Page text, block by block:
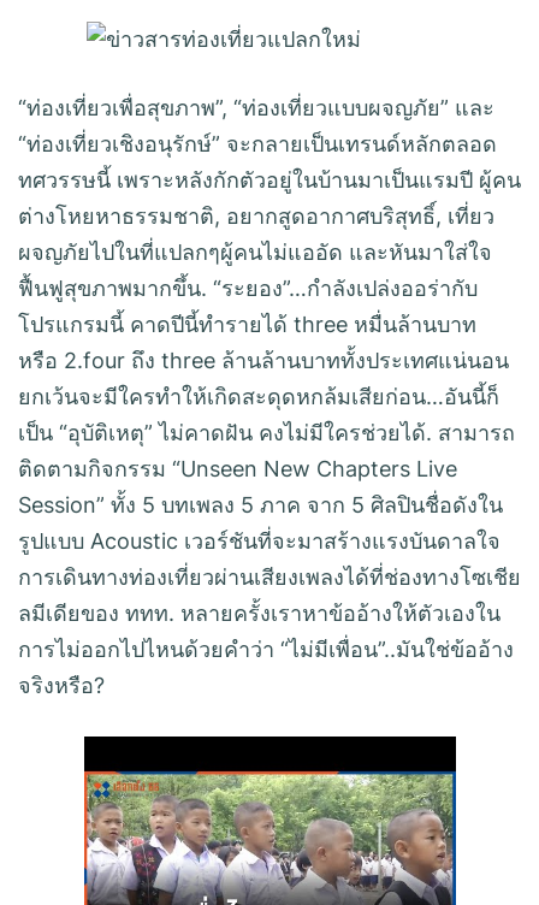
“ท่องเที่ยวเพื่อสุขภาพ”, “ท่องเที่ยวแบบผจญภัย” และ
“ท่องเที่ยวเชิงอนุรักษ์” จะกลายเป็นเทรนด์หลักตลอด
ทศวรรษนี้ เพราะหลังกักตัวอยู่ในบ้านมาเป็นแรมปี ผู้คน
ต่างโหยหาธรรมชาติ, อยากสูดอากาศบริสุทธิ์, เที่ยว
ผจญภัยไปในที่แปลกๆผู้คนไม่แออัด และหันมาใส่ใจ
ฟื้นฟูสุขภาพมากขึ้น. “ระยอง”…กำลังเปล่งออร่ากับ
โปรแกรมนี้ คาดปีนี้ทำรายได้ three หมื่นล้านบาท
หรือ 2.four ถึง three ล้านล้านบาททั้งประเทศแน่นอน
ยกเว้นจะมีใครทำให้เกิดสะดุดหกล้มเสียก่อน…อันนี้ก็
เป็น “อุบัติเหตุ” ไม่คาดฝัน คงไม่มีใครช่วยได้. สามารถ
ติดตามกิจกรรม “Unseen New Chapters Live
Session” ทั้ง 5 บทเพลง 5 ภาค จาก 5 ศิลปินชื่อดังใน
รูปแบบ Acoustic เวอร์ชันที่จะมาสร้างแรงบันดาลใจ
การเดินทางท่องเที่ยวผ่านเสียงเพลงได้ที่ช่องทางโซเชีย
ลมีเดียของ ททท. หลายครั้งเราหาข้ออ้างให้ตัวเองใน
การไม่ออกไปไหนด้วยคำว่า “ไม่มีเพื่อน”..มันใช่ข้ออ้าง
จริงหรือ?